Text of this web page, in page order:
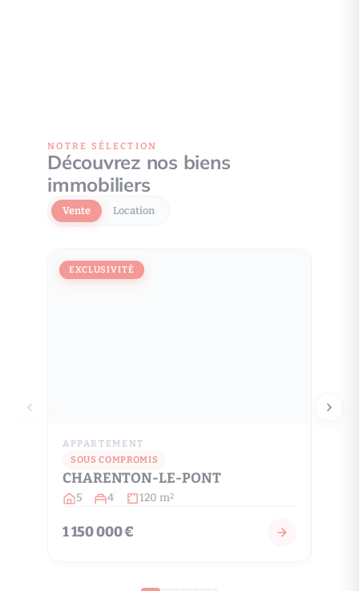
NOTRE SÉLECTION
Découvrez nos biens
immobiliers
Vente Location
EXCLUSIVITÉ
APPARTEMENT
SOUS COMPROMIS
CHARENTON-LE-PONT
5 4 120 m2
1 150 000 €